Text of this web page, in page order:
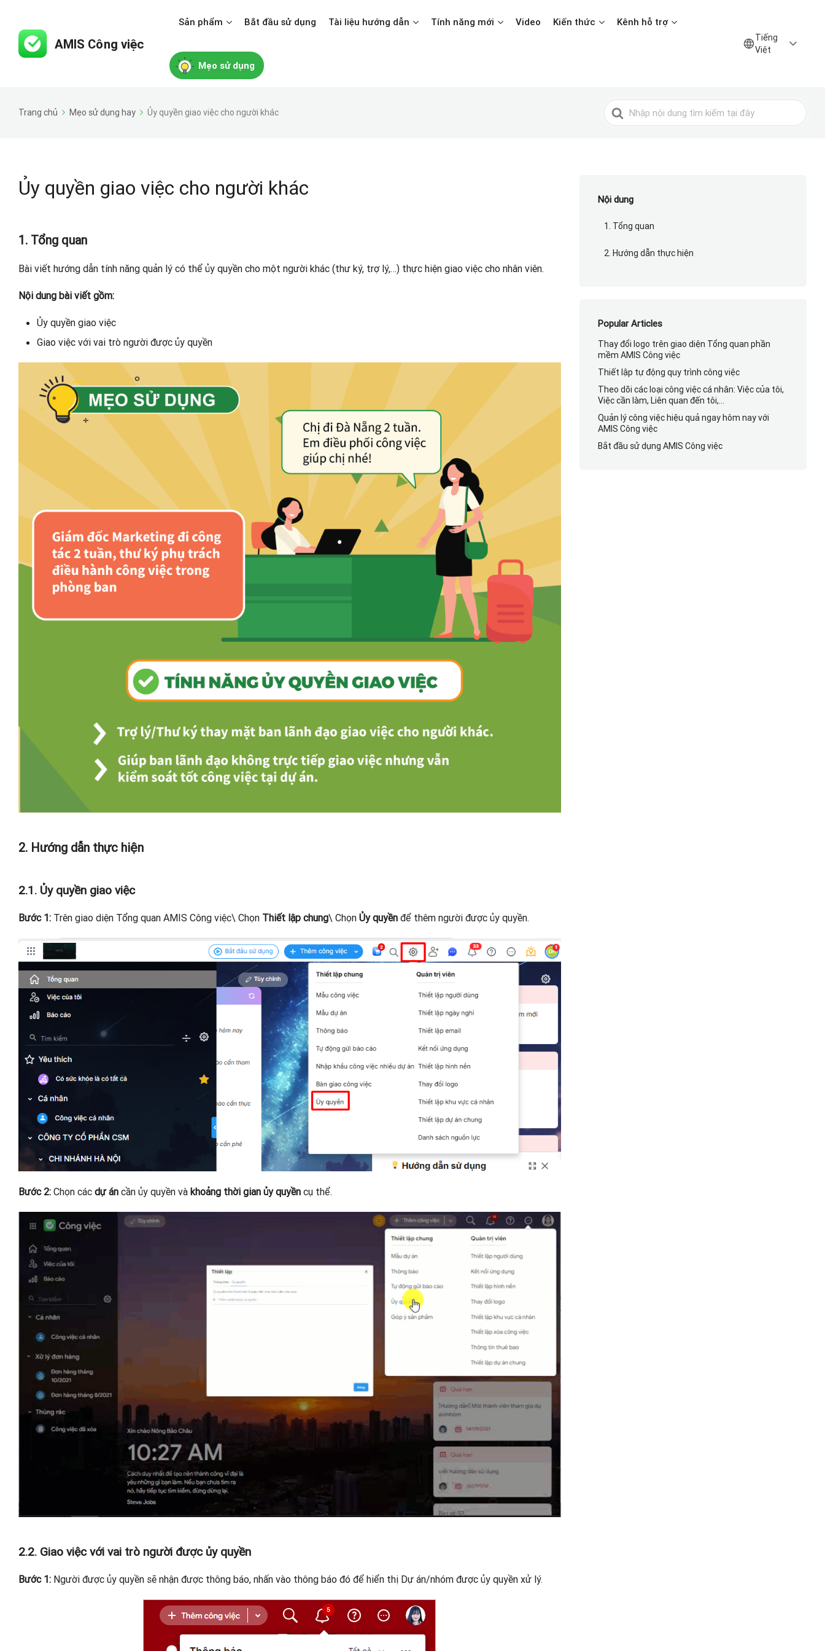
Sản phẩm Bắt đầu sử dụng Tài liệu hướng dẫn Tính năng mới Video Kiến thức Kênh hỗ trợ
Mẹo sử dụng
Tiếng
Việt
Trang chủ Mẹo sử dụng hay Ủy quyền giao việc cho người khác
Tìm
kiếm
Ủy quyền giao việc cho người khác
1. Tổng quan
Bài viết hướng dẫn tính năng quản lý có thể ủy quyền cho một người khác (thư ký, trợ lý,…) thực hiện giao việc cho nhân viên.
Nội dung bài viết gồm:
Ủy quyền giao việc
Giao việc với vai trò người được ủy quyền
2. Hướng dẫn thực hiện
2.1. Ủy quyền giao việc
Bước 1: Trên giao diện Tổng quan AMIS Công việc\ Chọn Thiết lập chung\ Chọn Ủy quyền để thêm người được ủy quyền.
Bước 2: Chọn các dự án cần ủy quyền và khoảng thời gian ủy quyền cụ thể.
2.2. Giao việc với vai trò người được ủy quyền
Bước 1: Người được ủy quyền sẽ nhận được thông báo, nhấn vào thông báo đó để hiển thị Dự án/nhóm được ủy quyền xử lý.
Nội dung
1. Tổng quan
2. Hướng dẫn thực hiện
Popular Articles
Thay đổi logo trên giao diện Tổng quan phần
mềm AMIS Công việc
Thiết lập tự động quy trình công việc
Theo dõi các loại công việc cá nhân: Việc của tôi,
Việc cần làm, Liên quan đến tôi,…
Quản lý công việc hiệu quả ngay hôm nay với
AMIS Công việc
Bắt đầu sử dụng AMIS Công việc